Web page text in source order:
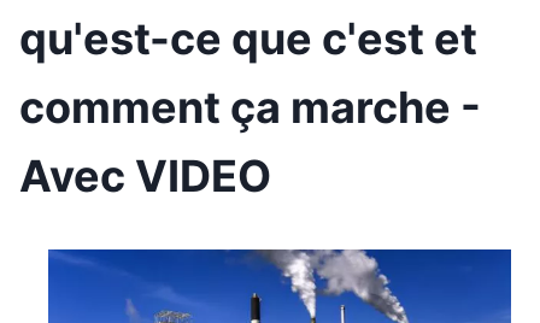
qu'est-ce que c'est et
comment ça marche -
Avec VIDEO